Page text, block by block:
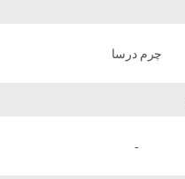
چرم درسا
-